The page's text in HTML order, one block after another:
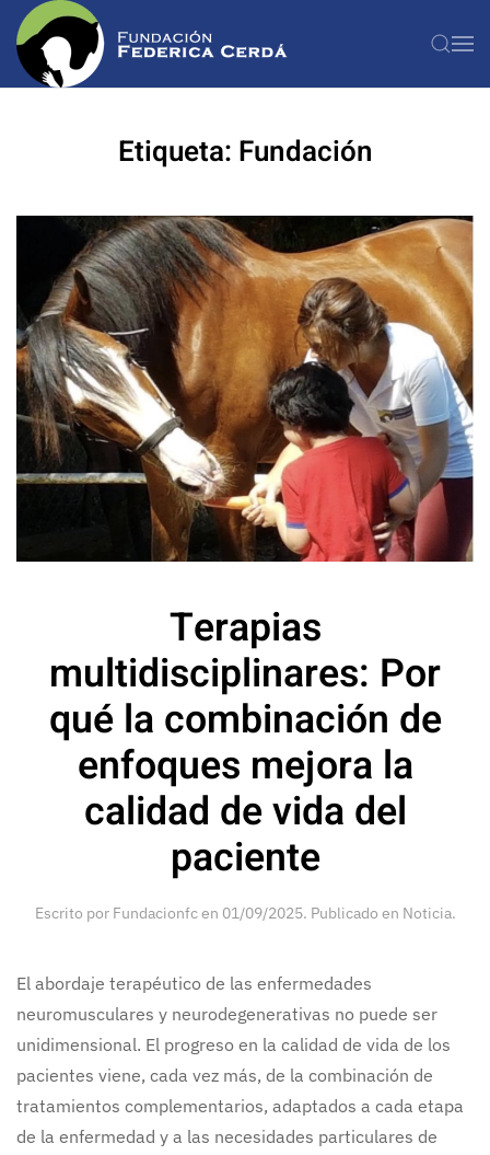
Ir al contenido principal
Etiqueta: Fundación
Terapias
multidisciplinares: Por
qué la combinación de
enfoques mejora la
calidad de vida del
paciente
Escrito por Fundacionfcen 01/09/2025. Publicado en Noticia.
El abordaje terapéutico de las enfermedades
neuromusculares y neurodegenerativas no puede ser
unidimensional. El progreso en la calidad de vida de los
pacientes viene, cada vez más, de la combinación de
tratamientos complementarios, adaptados a cada etapa
de la enfermedad y a las necesidades particulares de